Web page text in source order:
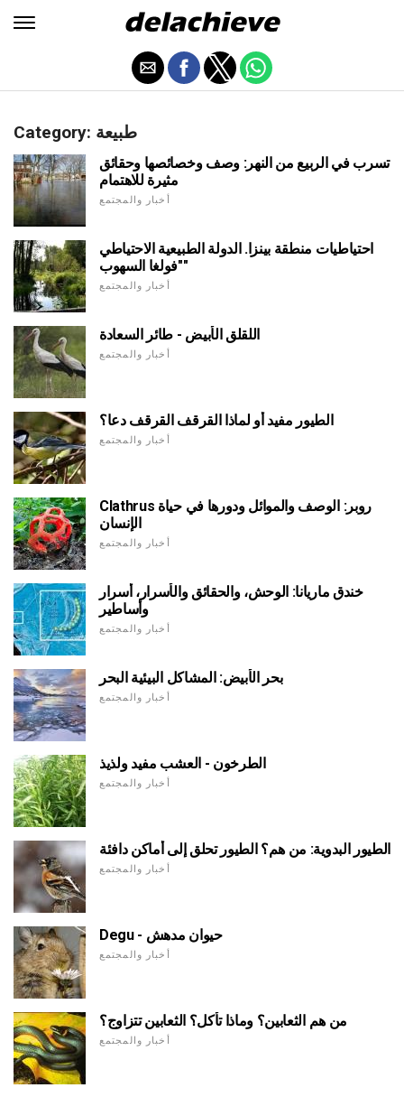
Category: طبيعة
تسرب في الربيع من النهر: وصف وخصائصها وحقائق
مثيرة للاهتمام
أخبار والمجتمع
احتياطيات منطقة بينزا. الدولة الطبيعية الاحتياطي
"فولغا السهوب"
أخبار والمجتمع
اللقلق الأبيض - طائر السعادة
أخبار والمجتمع
الطيور مفيد أو لماذا القرقف القرقف دعا؟
أخبار والمجتمع
Clathrus روبر: الوصف والموائل ودورها في حياة
الإنسان
أخبار والمجتمع
خندق ماريانا: الوحش، والحقائق والأسرار، أسرار
وأساطير
أخبار والمجتمع
بحر الأبيض: المشاكل البيئية البحر
أخبار والمجتمع
الطرخون - العشب مفيد ولذيذ
أخبار والمجتمع
الطيور البدوية: من هم؟ الطيور تحلق إلى أماكن دافئة
أخبار والمجتمع
Degu - حيوان مدهش
أخبار والمجتمع
من هم الثعابين؟ وماذا تأكل؟ الثعابين تتزاوج؟
أخبار والمجتمع